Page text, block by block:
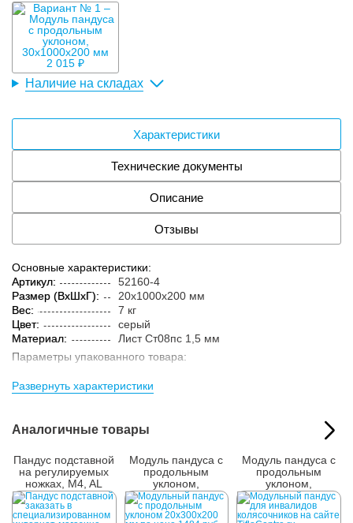
2 015 ₽
Наличие на складах
Характеристики
Технические документы
Описание
Отзывы
Основные характеристики:
Артикул:
52160-4
Размер (ВxШxГ):
20x1000x200 мм
Вес:
7 кг
Цвет:
серый
Материал:
Лист Ст08пс 1,5 мм
Параметры упакованного товара:
Вес:
7.2 кг
Развернуть характеристики
Аналогичные товары
Пандус подставной
на регулируемых
ножках, M4, AL
Модуль пандуса с
продольным
уклоном,
20х300х200 мм
Модуль пандуса с
продольным
уклоном,
20х700х200 мм